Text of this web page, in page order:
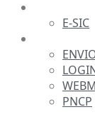
E-SIC
PNCP